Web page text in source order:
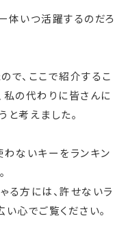
体いつ活躍するのだろ
で、ここで紹介するこ
私の代わりに皆さんに
と考えました。
ないキーをランキン
る方には、許せないラ
心でご覧ください。